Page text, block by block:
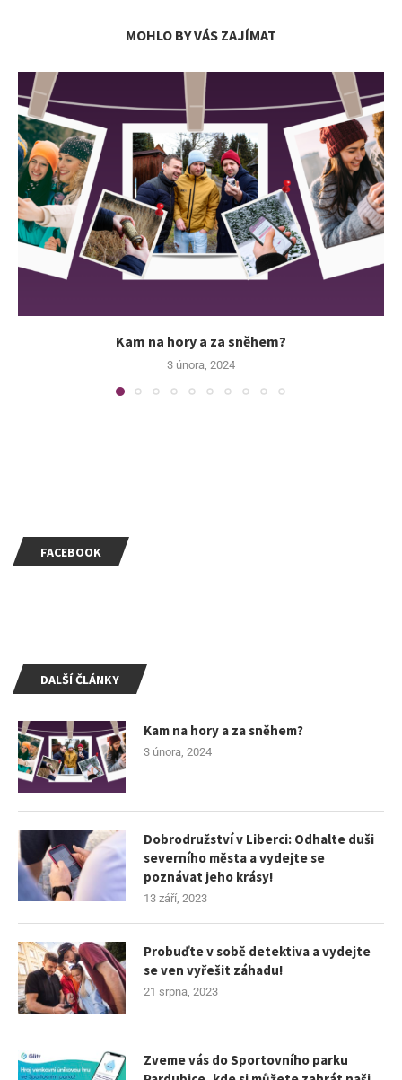
MOHLO BY VÁS ZAJÍMAT
Kam na hory a za sněhem?
3 února, 2024
DALŠÍ ČLÁNKY
Kam na hory a za sněhem?
3 února, 2024
Dobrodružství v Liberci: Odhalte duši
severního města a vydejte se
poznávat jeho krásy!
13 září, 2023
Probuďte v sobě detektiva a vydejte
se ven vyřešit záhadu!
21 srpna, 2023
Zveme vás do Sportovního parku
FACEBOOK